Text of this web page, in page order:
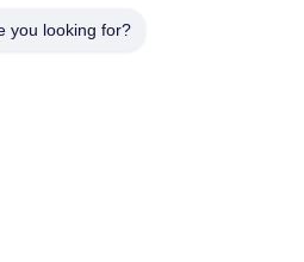
Chất Lượng
you looking for?